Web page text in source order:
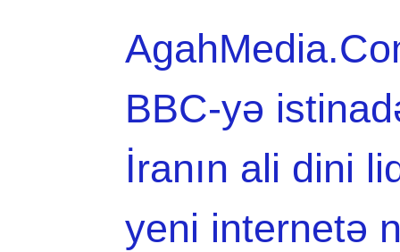
BBC-yə
İranın ali dini
yeni internetə